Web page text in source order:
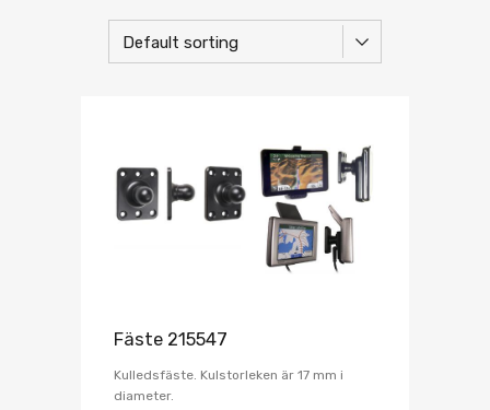
Fäste 215547
Kulledsfäste. Kulstorleken är 17 mm i
diameter.